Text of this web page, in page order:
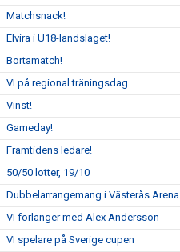
Matchsnack!
Elvira i U18-landslaget!
Bortamatch!
VI på regional träningsdag
Vinst!
Gameday!
Framtidens ledare!
50/50 lotter, 19/10
Dubbelarrangemang i Västerås Arena
VI förlänger med Alex Andersson
VI spelare på Sverige cupen